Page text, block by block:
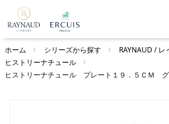
ホーム シリーズから探す
RAYNAUD / レ
ヒストリーナチュール
ヒストリーナチュール プレート１９．５ＣＭ